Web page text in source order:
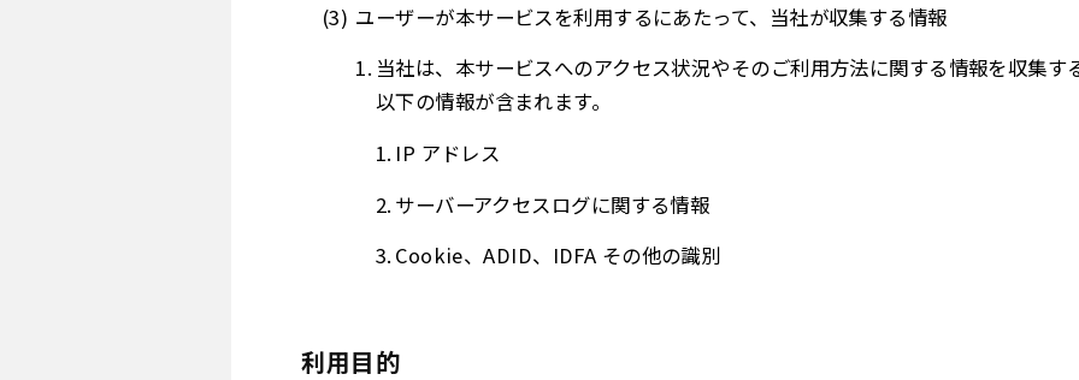
ユーザーが本サービスを利用するにあたって、当社が収集する情報
当社は、本サービスへのアクセス状況やそのご利用方法に関する情報を収集す
以下の情報が含まれます。
IP アドレス
サーバーアクセスログに関する情報
Cookie、ADID、IDFA その他の識別
利用目的